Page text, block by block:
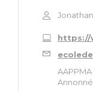
https://